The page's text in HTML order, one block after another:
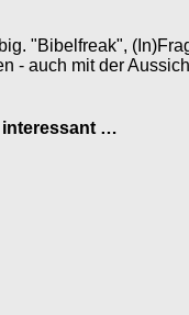
"Bibelfreak",
- auch mit der
interessant …